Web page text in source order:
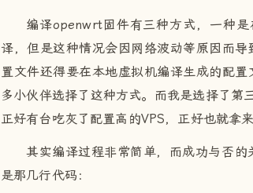
编译openwrt固件有三种方式，一种
译，但是这种情况会因网络波动等原因而
置文件还得要在本地虚拟机编译生成的配
多小伙伴选择了这种方式。而我是选择了第
正好有台吃灰了配置高的VPS，正好也就拿来
其实编译过程非常简单，而成功与否
是那几行代码：